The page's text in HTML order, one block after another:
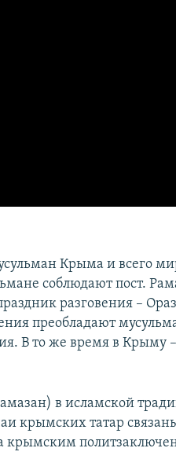
Крыма и всего
соблюдают пост.
разговения –
преобладают
В то же время в Крыму –
в исламской
крымских татар
крымским